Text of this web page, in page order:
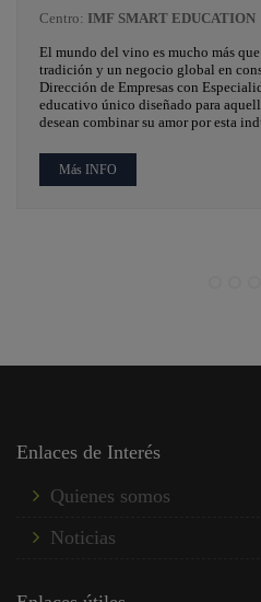
Centro: IMF SMART EDUCATION
El mundo del vino es mucho más
tradición y un negocio global en
Dirección de Empresas con
educativo único diseñado para
desean combinar su amor por esta
Más INFO
Enlaces de Interés
Quienes somos
Noticias